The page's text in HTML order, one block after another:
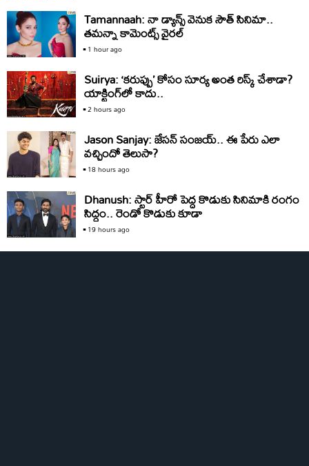
Tamannaah: నా డ్యాన్స్‌ వెనుక సౌత్‌ సినిమా..
తమన్నా కామెంట్స్‌ వైరల్‌
1 hour ago
Suirya: ‘కరుప్పు’ కోసం సూర్య అంత రిస్క్‌ చేశాడా?
యాక్టింగ్‌లో కాదు..
2 hours ago
Jason Sanjay: జేసన్‌ సంజయ్‌.. ఈ పేరు ఎలా
వచ్చిందో తెలుసా?
18 hours ago
Dhanush: స్టార్‌ హీరో పెద్ద కొడుకు సినిమాకి రంగం
సిద్ధం.. రెండో కొడుకు కూడా
19 hours ago